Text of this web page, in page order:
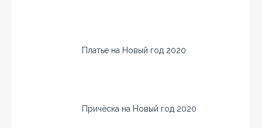
Платье на Новый год 2020
Причёска на Новый год 2020